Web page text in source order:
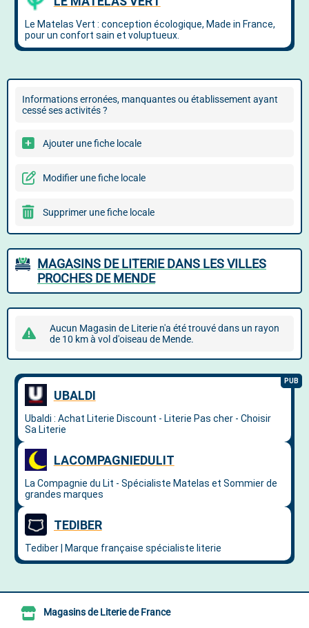
Informations erronées, manquantes ou établissement ayant
cessé ses activités ?
Ajouter une fiche locale
Modifier une fiche locale
Supprimer une fiche locale
MAGASINS DE LITERIE DANS LES VILLES
PROCHES DE MENDE
Aucun Magasin de Literie n'a été trouvé dans un rayon
de 10 km à vol d'oiseau de Mende.
Magasins de Literie de France